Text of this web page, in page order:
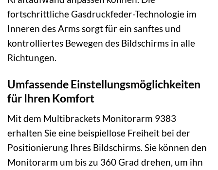
fortschrittliche Gasdruckfeder-Technologie im
Inneren des Arms sorgt für ein sanftes und
kontrolliertes Bewegen des Bildschirms in alle
Richtungen.
Umfassende Einstellungsmöglichkeiten
für Ihren Komfort
Mit dem Multibrackets Monitorarm 9383
erhalten Sie eine beispiellose Freiheit bei der
Positionierung Ihres Bildschirms. Sie können den
Monitorarm um bis zu 360 Grad drehen, um ihn